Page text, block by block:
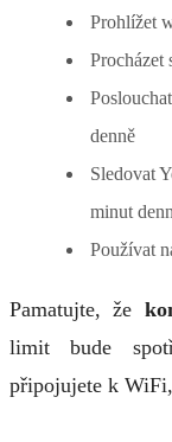
Prohlížet
Procházet
denně
Sledovat
minut
Používat
Pamatujte, že
limit bude
připojujete k